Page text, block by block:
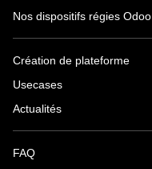
Nos dispositifs régies Odoo
Création de plateforme
Usecases
Actualités
FAQ